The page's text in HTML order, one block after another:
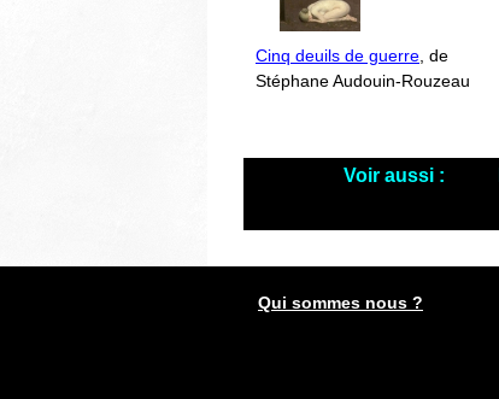
Cinq deuils de guerre, de
Stéphane Audouin-Rouzeau
Voir aussi :
Qui sommes nous ?